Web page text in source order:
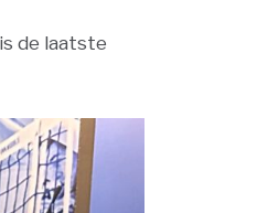
de laatste